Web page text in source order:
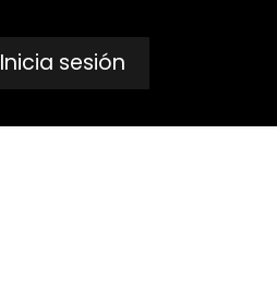
Inicia sesión